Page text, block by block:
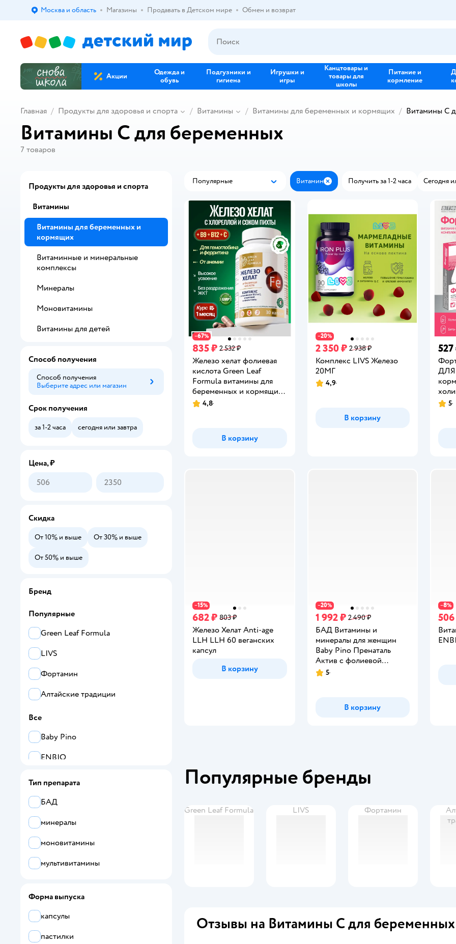
Выбор адреса доставки.
Москва и область Магазины Продавать в Детском мире Обмен и возврат
Акции
Одежда и
обувь
Подгузники и
гигиена
Игрушки и
игры
Канцтовары и
товары для
школы
Питание и
кормление
Главная Продукты для здоровья и спорта Витамины Витамины для беременных и кормящих Витамины C
Витамины C для беременных
7 товаров
Популярные
Популярные Витамин ЗакрытьПолучить за 1-2 часа Сегодня
−67%
835 ₽ 2 532 ₽
Железо хелат фолиевая
кислота Green Leaf
Formula витамины для
беременных и кормящих
женщин и для мужчин
Рейтинг:
4,8
В корзину
−20%
2 350 ₽ 2 938 ₽
Комплекс LIVS Железо
20МГ
Рейтинг:
4,9
В корзину
5
−15%
682 ₽ 803 ₽
Железо Хелат Anti-age
LLH LLH 60 веганских
капсул
В корзину
−20%
1 992 ₽ 2 490 ₽
БАД Витамины и
минералы для женщин
Baby Pino Пренаталь
Актив с фолиевой
кислотой, железом,
Рейтинг:
5
В корзину
−8%
Популярные бренды
Green Leaf Formula LIVS Фортамин
Отзывы на Витамины C для беременных
Продукты для здоровья и спорта
Витамины
Витамины для беременных и
кормящих
Витаминные и минеральные
комплексы
Минералы
Моновитамины
Витамины для детей
Способ получения
Способ получения
Выберите адрес или магазин
Способ получения
Срок получения
за 1-2 часа сегодня или завтра
Цена, ₽
Скидка
От 10% и выше От 30% и выше
От 50% и выше
Бренд
Популярные
Green Leaf Formula
LIVS
Фортамин
Алтайские традиции
Все
Baby Pino
ENBIO
LIVS
Тип препарата
БАД
минералы
моновитамины
мультивитамины
Форма выпуска
капсулы
пастилки